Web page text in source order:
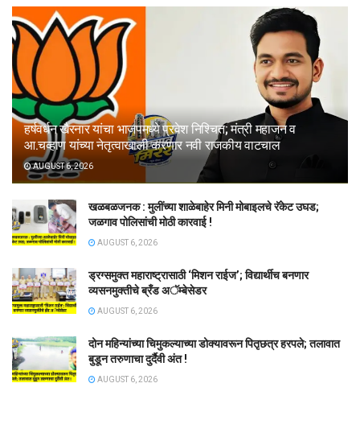
हर्षवर्धन खैरनार यांचा भाजपमध्ये प्रवेश निश्चित; मंत्री महाजन व
आ.चव्हाण यांच्या नेतृत्वाखाली करणार नवी राजकीय वाटचाल
AUGUST 6, 2026
खळबळजनक : मुलींच्या शाळेबाहेर मिनी मोबाइलचे रॅकेट उघड;
जळगाव पोलिसांची मोठी कारवाई !
AUGUST 6, 2026
ड्रग्समुक्त महाराष्ट्रासाठी ‘मिशन राईज’; विद्यार्थीच बनणार
व्यसनमुक्तीचे ब्रँड अॅम्बेसेडर
AUGUST 6, 2026
दोन महिन्यांच्या चिमुकल्याच्या डोक्यावरून पितृछत्र हरपले; तलावात
बुडून तरुणाचा दुर्दैवी अंत !
AUGUST 6, 2026